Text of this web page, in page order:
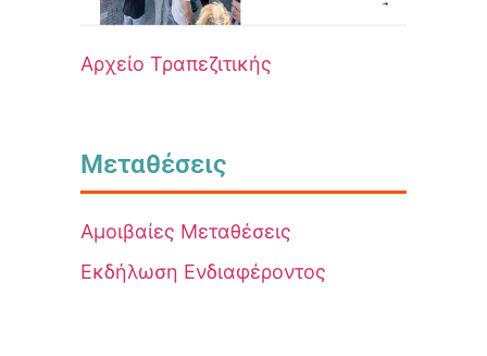
Αρχείο Τραπεζιτικής
Μεταθέσεις
Αμοιβαίες Μεταθέσεις
Εκδήλωση Ενδιαφέροντος